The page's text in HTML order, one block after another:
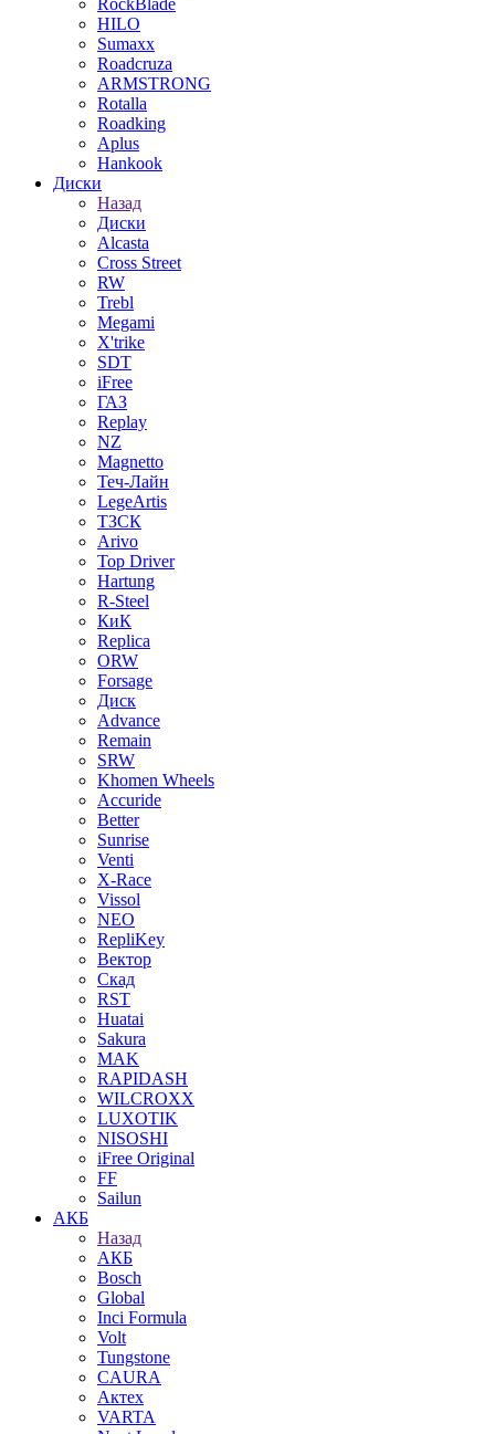
RockBlade
HILO
Sumaxx
Roadcruza
ARMSTRONG
Rotalla
Roadking
Aplus
Hankook
Диски
Назад
Диски
Alcasta
Cross Street
RW
Trebl
Megami
X'trike
SDT
iFree
ГАЗ
Replay
NZ
Magnetto
Теч-Лайн
LegeArtis
ТЗСК
Arivo
Top Driver
Hartung
R-Steel
КиК
Replica
ORW
Forsage
Диск
Advance
Remain
SRW
Khomen Wheels
Accuride
Better
Sunrise
Venti
X-Race
Vissol
NEO
RepliKey
Вектор
Скад
RST
Huatai
Sakura
MAK
RAPIDASH
WILCROXX
LUXOTIK
NISOSHI
iFree Original
FF
Sailun
АКБ
Назад
АКБ
Bosch
Global
Inci Formula
Volt
Tungstone
CAURA
Актех
VARTA